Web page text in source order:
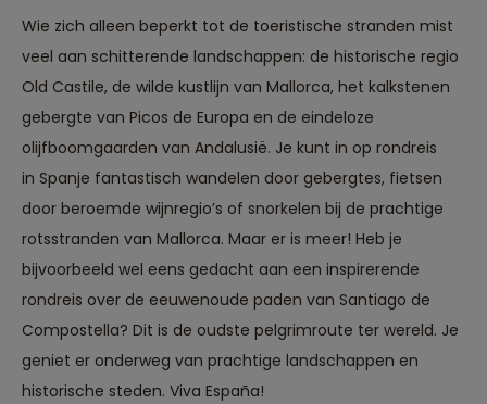
Wie zich alleen beperkt tot de toeristische stranden mist
veel aan schitterende landschappen: de historische regio
Old Castile, de wilde kustlijn van Mallorca, het kalkstenen
gebergte van Picos de Europa en de eindeloze
olijfboomgaarden van Andalusië. Je kunt in op rondreis
in Spanje fantastisch wandelen door gebergtes, fietsen
door beroemde wijnregio’s of snorkelen bij de prachtige
rotsstranden van Mallorca. Maar er is meer! Heb je
bijvoorbeeld wel eens gedacht aan een inspirerende
rondreis over de eeuwenoude paden van Santiago de
Compostella? Dit is de oudste pelgrimroute ter wereld. Je
geniet er onderweg van prachtige landschappen en
historische steden. Viva España!